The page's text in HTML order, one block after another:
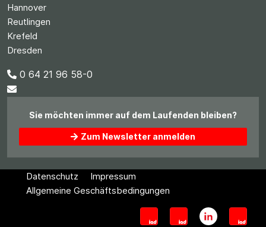
Hannover
Reutlingen
Krefeld
Dresden
0 64 21 96 58-0
Sie möchten immer auf dem Laufenden bleiben?
Zum Newsletter anmelden
Datenschutz
Impressum
Allgemeine Geschäftsbedingungen